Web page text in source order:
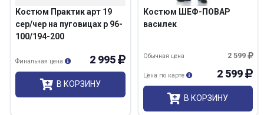
Костюм Практик арт 19
сер/чер на пуговицах р 96-
100/194-200
2 995
Финальная цена
В КОРЗИНУ
Костюм ШЕФ-ПОВАР
василек
2 599
Обычная цена
2 599
Цена по карте
В КОРЗИНУ